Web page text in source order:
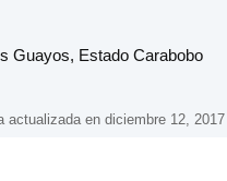
Guayos, Estado Carabobo
actualizada en diciembre 12, 2017